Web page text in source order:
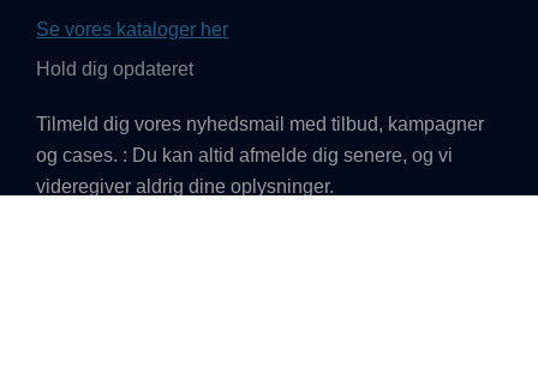
Se vores kataloger her
Hold dig opdateret
Tilmeld dig vores nyhedsmail med tilbud, kampagner
og cases. : Du kan altid afmelde dig senere, og vi
videregiver aldrig dine oplysninger.